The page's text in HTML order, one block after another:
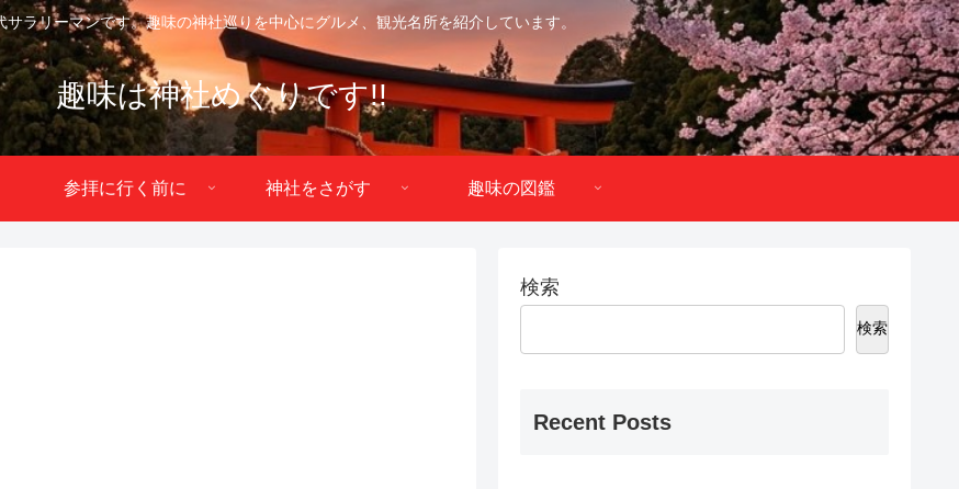
ラリーマンです。趣味の神社巡りを中心にグルメ、観光名所を紹介しています。
趣味は神社めぐりです!!
参拝に行く前に 神社をさがす 趣味の図鑑
検索
検索
Recent Posts